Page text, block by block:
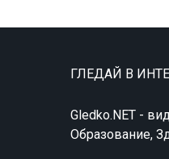
ГЛЕДАЙ В
Gledko.NET -
Образование,